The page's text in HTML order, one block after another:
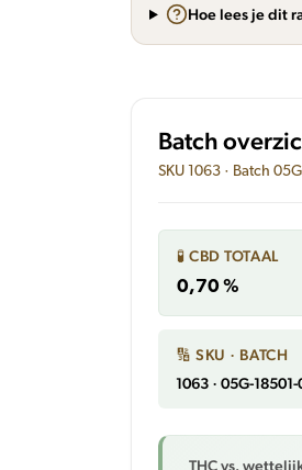
Hoe lees je dit
Batch
SKU 1063 · Batch
🧪 CBD TOTAAL
0,70 %
🔢 SKU · BATCH
1063 · 05G-
THC vs.